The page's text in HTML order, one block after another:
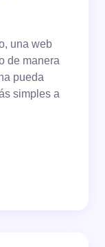
una web
de manera
pueda
simples a